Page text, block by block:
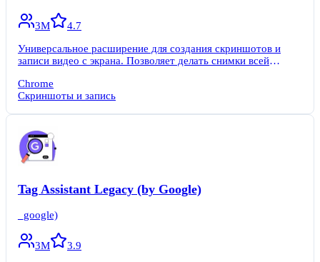
3M
4.7
Универсальное расширение для создания скриншотов и
записи видео с экрана. Позволяет делать снимки всей
Chrome
Скриншоты и запись
Tag Assistant Legacy (by Google)
_google)
3M
3.9